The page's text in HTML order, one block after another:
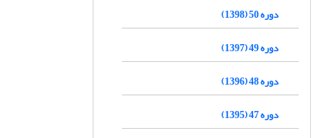
دوره 50 (1398)
دوره 49 (1397)
دوره 48 (1396)
دوره 47 (1395)